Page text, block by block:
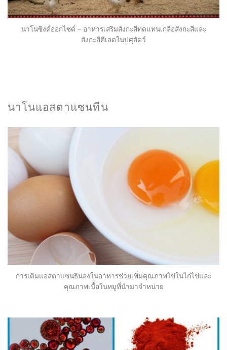
นาโนซิงค์ออกไซด์ – อาหารเสริมสังกะสีทดแทนเกลือสังกะสีและ
สังกะสีคีเลตในปศุสัตว์
นาโนแอสตาแซนทีน
การเติมแอสตาแซนธินลงในอาหารช่วยเพิ่มคุณภาพไข่ในไก่ไข่และ
คุณภาพเนื้อในหมูที่นำมาจำหน่าย